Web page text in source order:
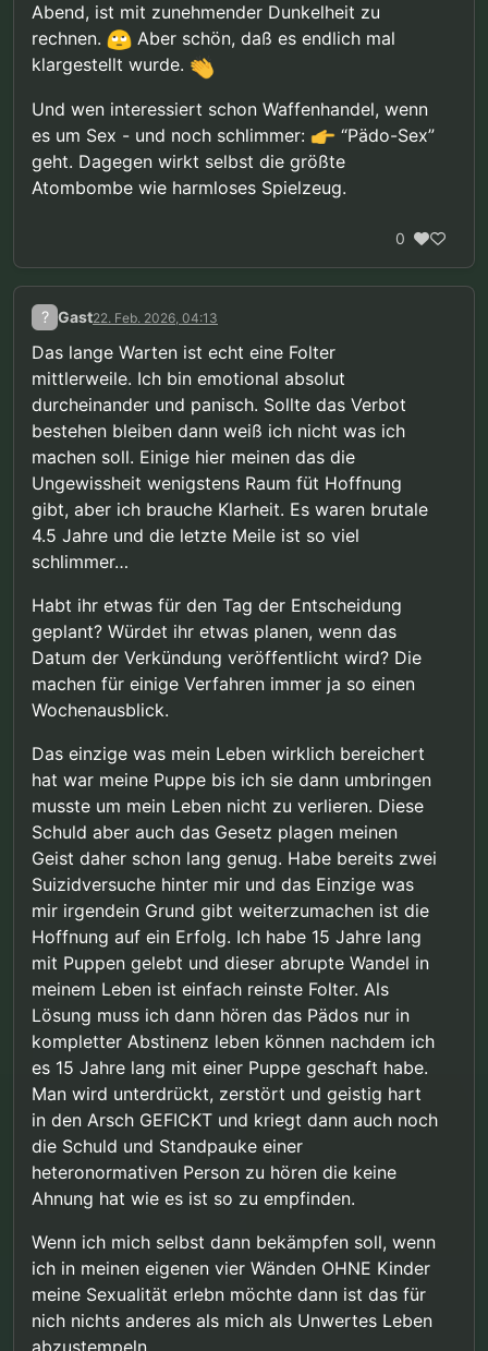
Abend, ist mit zunehmender Dunkelheit zu
rechnen.
Aber schön, daß es endlich mal
klargestellt wurde.
Und wen interessiert schon Waffenhandel, wenn
es um Sex - und noch schlimmer:
“Pädo-Sex”
geht. Dagegen wirkt selbst die größte
Atombombe wie harmloses Spielzeug.
0
? Gast22. Feb. 2026, 04:13
Das lange Warten ist echt eine Folter
mittlerweile. Ich bin emotional absolut
durcheinander und panisch. Sollte das Verbot
bestehen bleiben dann weiß ich nicht was ich
machen soll. Einige hier meinen das die
Ungewissheit wenigstens Raum füt Hoffnung
gibt, aber ich brauche Klarheit. Es waren brutale
4.5 Jahre und die letzte Meile ist so viel
schlimmer…
Habt ihr etwas für den Tag der Entscheidung
geplant? Würdet ihr etwas planen, wenn das
Datum der Verkündung veröffentlicht wird? Die
machen für einige Verfahren immer ja so einen
Wochenausblick.
Das einzige was mein Leben wirklich bereichert
hat war meine Puppe bis ich sie dann umbringen
musste um mein Leben nicht zu verlieren. Diese
Schuld aber auch das Gesetz plagen meinen
Geist daher schon lang genug. Habe bereits zwei
Suizidversuche hinter mir und das Einzige was
mir irgendein Grund gibt weiterzumachen ist die
Hoffnung auf ein Erfolg. Ich habe 15 Jahre lang
mit Puppen gelebt und dieser abrupte Wandel in
meinem Leben ist einfach reinste Folter. Als
Lösung muss ich dann hören das Pädos nur in
kompletter Abstinenz leben können nachdem ich
es 15 Jahre lang mit einer Puppe geschaft habe.
Man wird unterdrückt, zerstört und geistig hart
in den Arsch GEFICKT und kriegt dann auch noch
die Schuld und Standpauke einer
heteronormativen Person zu hören die keine
Ahnung hat wie es ist so zu empfinden.
Wenn ich mich selbst dann bekämpfen soll, wenn
ich in meinen eigenen vier Wänden OHNE Kinder
meine Sexualität erlebn möchte dann ist das für
nich nichts anderes als mich als Unwertes Leben
abzustempeln.